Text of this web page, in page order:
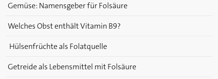
Gemüse: Namensgeber für Folsäure
Welches Obst enthält Vitamin B9?
Hülsenfrüchte als Folatquelle
Getreide als Lebensmittel mit Folsäure